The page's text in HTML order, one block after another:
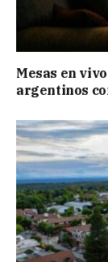
Mesas en
argentinos